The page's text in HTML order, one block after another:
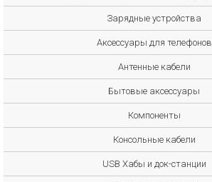
Зарядные устройства
Аксессуары для телефонов
Антенные кабели
Бытовые аксессуары
Компоненты
Консольные кабели
USB Хабы и док-станции